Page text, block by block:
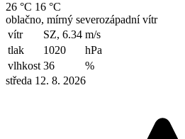
26 °C 16 °C
oblačno, mírný severozápadní vítr
vítr
SZ, 6.34 m/s
tlak
1020
hPa
vlhkost 36
%
středa 12. 8. 2026